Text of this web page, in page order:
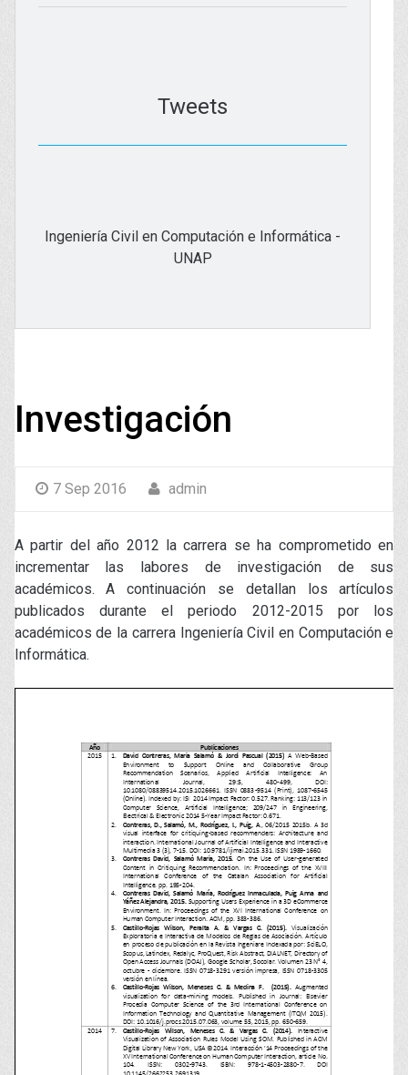
Tweets
Ingeniería Civil en Computación e Informática -
UNAP
Investigación
7 Sep 2016 admin
A partir del año 2012 la carrera se ha comprometido en
incrementar las labores de investigación de sus
académicos. A continuación se detallan los artículos
publicados durante el periodo 2012-2015 por los
académicos de la carrera Ingeniería Civil en Computación e
Informática.